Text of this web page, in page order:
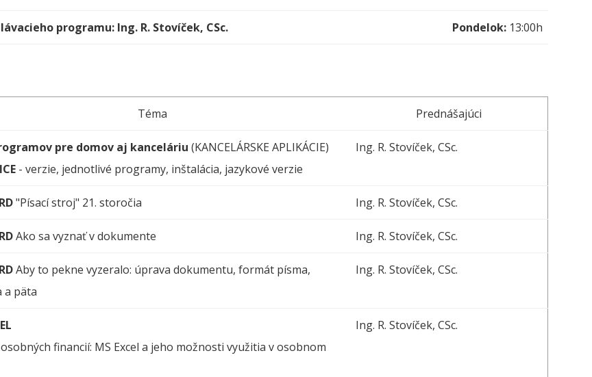
programu: Ing. R. Stovíček, CSc. Pondelok: 13:00h
Téma Prednášajúci
pre domov aj kanceláriu (KANCELÁRSKE APLIKÁCIE)
- verzie, jednotlivé programy, inštalácia, jazykové verzie
Ing. R. Stovíček, CSc.
"Písací stroj" 21. storočia Ing. R. Stovíček, CSc.
Ako sa vyznať v dokumente Ing. R. Stovíček, CSc.
Aby to pekne vyzeralo: úprava dokumentu, formát písma,
a päta
Ing. R. Stovíček, CSc.
financií: MS Excel a jeho možnosti využitia v osobnom
Ing. R. Stovíček, CSc.